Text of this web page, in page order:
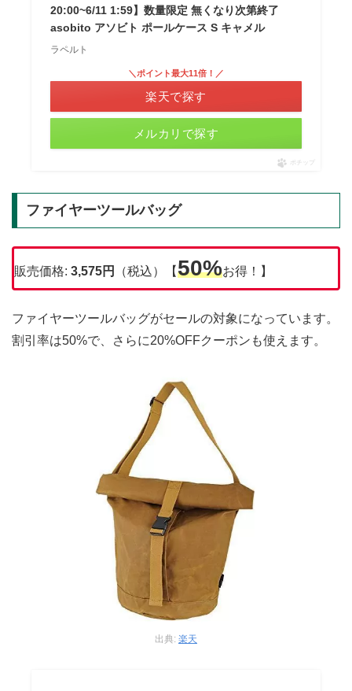
20:00~6/11 1:59】数量限定 無くなり次第終了
asobito アソビト ポールケース S キャメル
ラペルト
＼ポイント最大11倍！／
楽天で探す
メルカリで探す
ポチップ
ファイヤーツールバッグ
販売価格: 3,575円 （税込）【50%お得！】
ファイヤーツールバッグがセールの対象になっています。
割引率は50%で、さらに20%OFFクーポンも使えます。
出典: 楽天